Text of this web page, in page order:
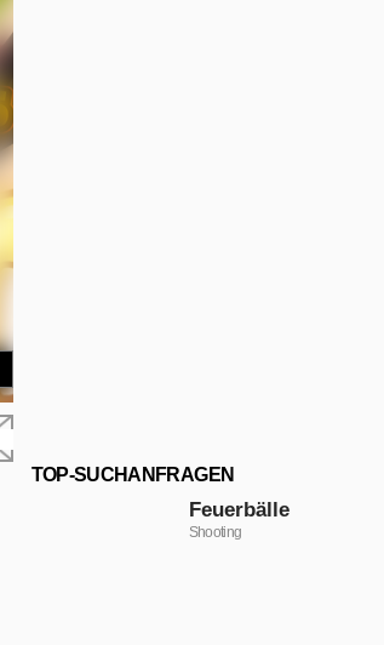
TOP-SUCHANFRAGEN
Feuerbälle
Shooting